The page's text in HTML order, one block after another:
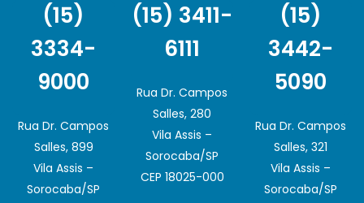
(15)
3334-
9000
Rua Dr. Campos
Salles, 899
Vila Assis –
Sorocaba/SP
(15) 3411-
6111
Rua Dr. Campos
Salles, 280
Vila Assis –
Sorocaba/SP
CEP 18025-000
(15)
3442-
5090
Rua Dr. Campos
Salles, 321
Vila Assis –
Sorocaba/SP